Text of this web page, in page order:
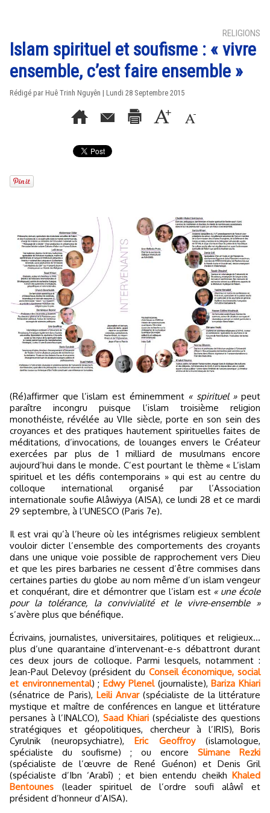
RELIGIONS
Islam spirituel et soufisme : « vivre
ensemble, c’est faire ensemble »
Rédigé par Huê Trinh Nguyên | Lundi 28 Septembre 2015
(Ré)affirmer que l’islam est éminemment« spirituel »peut
paraître incongru puisque l’islam troisième religion
monothéiste, révélée au VIIe siècle, porte en son sein des
croyances et des pratiques hautement spirituelles faites de
méditations, d’invocations, de louanges envers le Créateur
exercées par plus de 1 milliard de musulmans encore
aujourd’hui dans le monde. C’est pourtant le thème « L’islam
spirituel et les défis contemporains » qui est au centre du
colloque international organisé par l’Association
internationale soufie Alâwiyya (AISA), ce lundi 28 et ce mardi
29 septembre, à l’UNESCO (Paris 7e).
Il est vrai qu’à l’heure où les intégrismes religieux semblent
vouloir dicter l’ensemble des comportements des croyants
dans une unique voie possible de rapprochement vers Dieu
et que les pires barbaries ne cessent d’être commises dans
certaines parties du globe au nom même d’un islam vengeur
et conquérant, dire et démontrer que l’islam est « une école
pour la tolérance, la convivialité et le vivre-ensemble »
s’avère plus que bénéfique.
Écrivains, journalistes, universitaires, politiques et religieux…
plus d’une quarantaine d’intervenant-e-s débattront durant
ces deux jours de colloque. Parmi lesquels, notamment :
Jean-Paul Delevoy (président du Conseil économique, social
et environnemental) ;Edwy Plenel(journaliste),Bariza Khiari
(sénatrice de Paris), Leili Anvar(spécialiste de la littérature
mystique et maître de conférences en langue et littérature
persanes à l’INALCO),Saad Khiari(spécialiste des questions
stratégiques et géopolitiques, chercheur à l’IRIS), Boris
Cyrulnik (neuropsychiatre), Eric Geoffroy(islamologue,
spécialiste du soufisme) ; ou encore Slimane Rezki
(spécialiste de l’œuvre de René Guénon) et Denis Gril
(spécialiste d’Ibn ‘Arabî) ; et bien entendu cheikh Khaled
Bentounes (leader spirituel de l’ordre soufi alâwî et
président d’honneur d’AISA).